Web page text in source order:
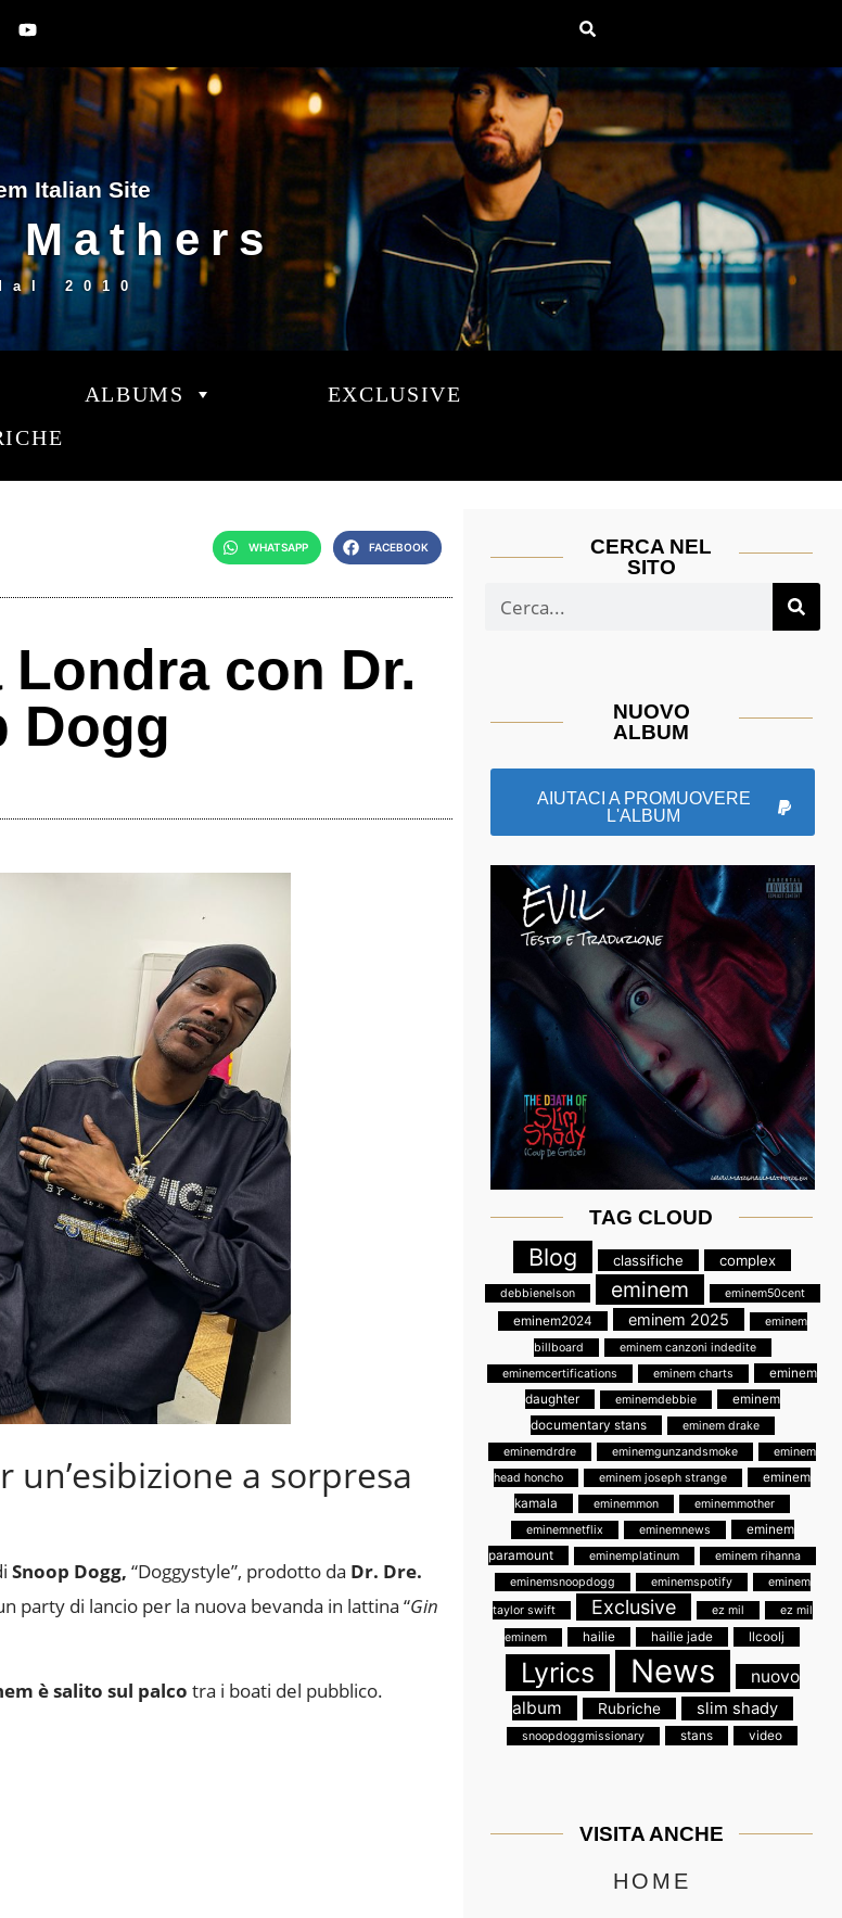
Italian Site
Mathers
dal2010
ALBUMS
EXCLUSIVE
WHATSAPP FACEBOOK
con Dr.
Dogg
a sorpresa
Snoop Dogg, “Doggystyle”, prodotto da Dr. Dre.
party di lancio per la nuova bevanda in lattina “Gin
è salito sul palco tra i boati del pubblico.
CERCA NEL
SITO
NUOVO
ALBUM
AIUTACI A PROMUOVERE
L'ALBUM
TAG CLOUD
Blog classifiche complex
debbienelson eminem eminem50cent
eminem2024 eminem 2025
eminem
billboard
eminem canzoni indedite
eminemcertifications
eminem charts
eminem
daughter
eminemdebbie
eminem
documentary stans
eminem drake
eminemdrdre
eminemgunzandsmoke
eminem
head honcho
eminem joseph strange
eminem
kamala
eminemmon
eminemmother
eminemnetflix
eminemnews
eminem
paramount
eminemplatinum
eminem rihanna
eminemsnoopdogg
eminemspotify
eminem
taylor swift
Exclusive ez mil
ez mil
eminem
hailie hailie jade llcoolj
Lyrics News
nuovo
album
Rubriche slim shady
snoopdoggmissionary stans video
VISITA ANCHE
HOME